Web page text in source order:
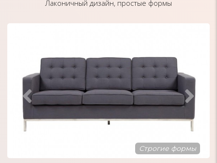
Лаконичный дизайн, простые формы
Современный дизайн